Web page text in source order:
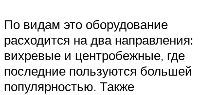
По видам это оборудование
расходится на два направления:
вихревые и центробежные, где
последние пользуются большей
популярностью. Также